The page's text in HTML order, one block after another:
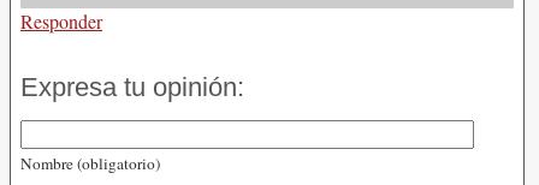
Responder
Expresa tu opinión:
Nombre (obligatorio)